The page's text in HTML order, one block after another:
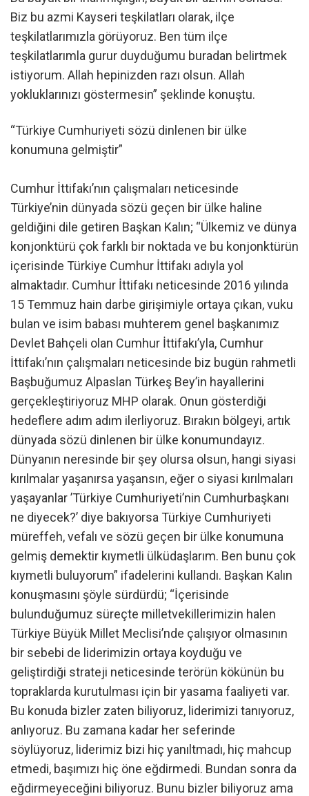
Biz bu azmi Kayseri teşkilatları olarak, ilçe
teşkilatlarımızla görüyoruz. Ben tüm ilçe
teşkilatlarımla gurur duyduğumu buradan belirtmek
istiyorum. Allah hepinizden razı olsun. Allah
yokluklarınızı göstermesin” şeklinde konuştu.
“Türkiye Cumhuriyeti sözü dinlenen bir ülke
konumuna gelmiştir”
Cumhur İttifakı’nın çalışmaları neticesinde
Türkiye’nin dünyada sözü geçen bir ülke haline
geldiğini dile getiren Başkan Kalın; “Ülkemiz ve dünya
konjonktürü çok farklı bir noktada ve bu konjonktürün
içerisinde Türkiye Cumhur İttifakı adıyla yol
almaktadır. Cumhur İttifakı neticesinde 2016 yılında
15 Temmuz hain darbe girişimiyle ortaya çıkan, vuku
bulan ve isim babası muhterem genel başkanımız
Devlet Bahçeli olan Cumhur İttifakı’yla, Cumhur
İttifakı’nın çalışmaları neticesinde biz bugün rahmetli
Başbuğumuz Alpaslan Türkeş Bey’in hayallerini
gerçekleştiriyoruz MHP olarak. Onun gösterdiği
hedeflere adım adım ilerliyoruz. Bırakın bölgeyi, artık
dünyada sözü dinlenen bir ülke konumundayız.
Dünyanın neresinde bir şey olursa olsun, hangi siyasi
kırılmalar yaşanırsa yaşansın, eğer o siyasi kırılmaları
yaşayanlar ’Türkiye Cumhuriyeti’nin Cumhurbaşkanı
ne diyecek?’ diye bakıyorsa Türkiye Cumhuriyeti
müreffeh, vefalı ve sözü geçen bir ülke konumuna
gelmiş demektir kıymetli ülküdaşlarım. Ben bunu çok
kıymetli buluyorum” ifadelerini kullandı. Başkan Kalın
konuşmasını şöyle sürdürdü; “İçerisinde
bulunduğumuz süreçte milletvekillerimizin halen
Türkiye Büyük Millet Meclisi’nde çalışıyor olmasının
bir sebebi de liderimizin ortaya koyduğu ve
geliştirdiği strateji neticesinde terörün kökünün bu
topraklarda kurutulması için bir yasama faaliyeti var.
Bu konuda bizler zaten biliyoruz, liderimizi tanıyoruz,
anlıyoruz. Bu zamana kadar her seferinde
söylüyoruz, liderimiz bizi hiç yanıltmadı, hiç mahcup
etmedi, başımızı hiç öne eğdirmedi. Bundan sonra da
eğdirmeyeceğini biliyoruz. Bunu bizler biliyoruz ama